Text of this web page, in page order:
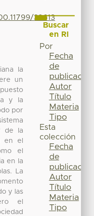
39613
la
un
y la
por
de la
en el
el
en la
La
y las
el
Buscar
en RI
Por
Fecha
de
publicación
Autor
Título
Materia
Tipo
Esta
colección
Fecha
de
publicación
Autor
Título
Materia
Tipo